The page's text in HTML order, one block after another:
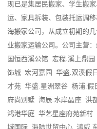
现已是集居民搬家、学生搬
运、家具拆装、包装托运调
海搬家公司，从成立初期的
业搬家运输公司。公司主营
国恒西溪公馆 宏程.溪上鼎
饰城 宏河嘉园 华盛.双溪假
才苑 华盛.星洲翠谷 杨浦.
府尚别墅 海辰.水岸晶座 洪
鸿港华庭 华艺星座府苑新
城国际 海陆世贸中心 鸿威.